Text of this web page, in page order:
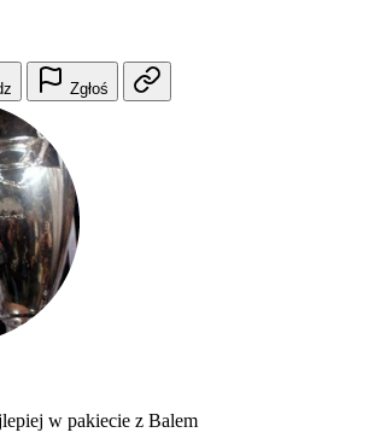
Zgłoś
w pakiecie z Balem